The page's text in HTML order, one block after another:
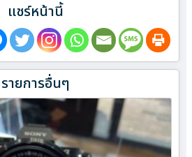
แชร์หน้านี้
รายการอื่นๆ